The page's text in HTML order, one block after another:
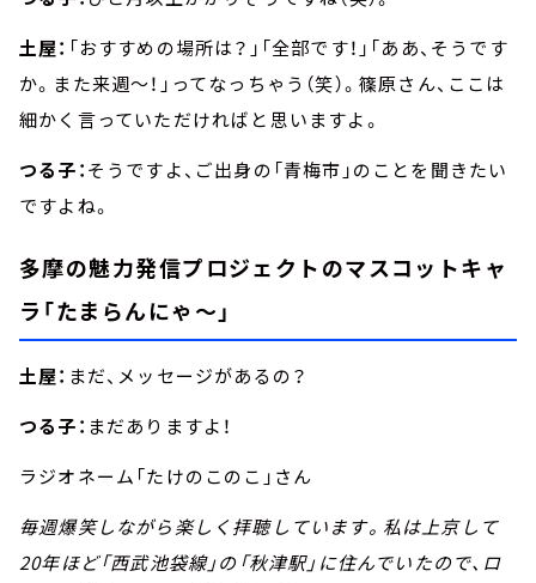
土屋： 「おすすめの場所は？」「全部です！」「ああ、そうです
か。また来週～！」ってなっちゃう（笑）。篠原さん、ここは
細かく言っていただければと思いますよ。
つる子：そうですよ、ご出身の「青梅市」のことを聞きたい
ですよね。
多摩の魅力発信プロジェクトのマスコットキャ
ラ「たまらんにゃ～」
土屋： まだ、メッセージがあるの？
つる子： まだありますよ！
ラジオネーム「たけのこのこ」さん
毎週爆笑しながら楽しく拝聴しています。私は上京して
20年ほど「西武池袋線」の「秋津駅」に住んでいたので、ロ